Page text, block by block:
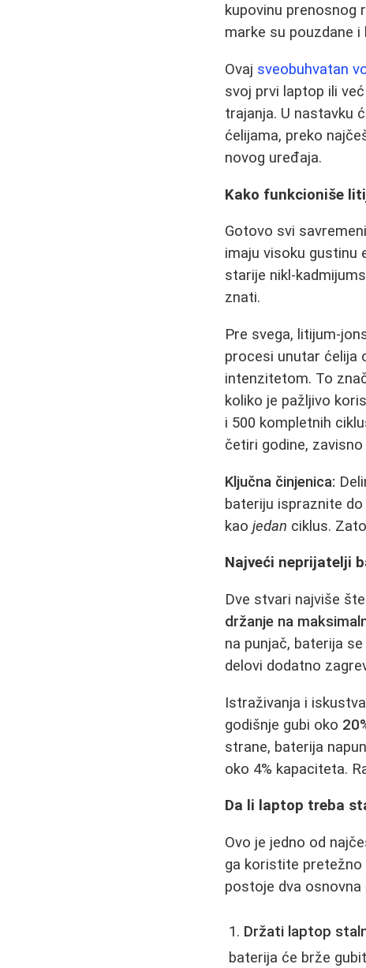
kupovinu prenosnog
marke su pouzdane
Ovaj sveobuhvatan
svoj prvi laptop ili
trajanja. U nastavku
ćelijama, preko
novog uređaja.
Kako funkcioniše
Gotovo svi
imaju visoku gustinu
starije nikl-
znati.
Pre svega, litijum-
procesi unutar ćelija
intenzitetom. To
koliko je pažljivo
i 500 kompletnih
četiri godine,
Ključna činjenica:
bateriju ispraznite do
kaojedan ciklus.
Najveći neprijatelji
Dve stvari najviše
držanje na
na punjač, baterija
delovi dodatno
Istraživanja i
godišnje gubi oko
strane, baterija
oko 4% kapaciteta.
Da li laptop treba
Ovo je jedno od
ga koristite pretežno
postoje dva osnovna
Držati laptop
baterija će brže